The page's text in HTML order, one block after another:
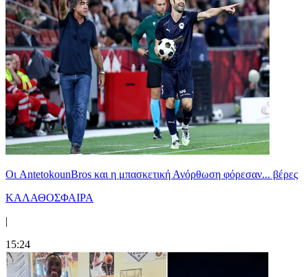
Oι AntetokounBros και η μπασκετική Ανόρθωση φόρεσαν... βέρες
ΚΑΛΑΘΟΣΦΑΙΡΑ
|
15:24